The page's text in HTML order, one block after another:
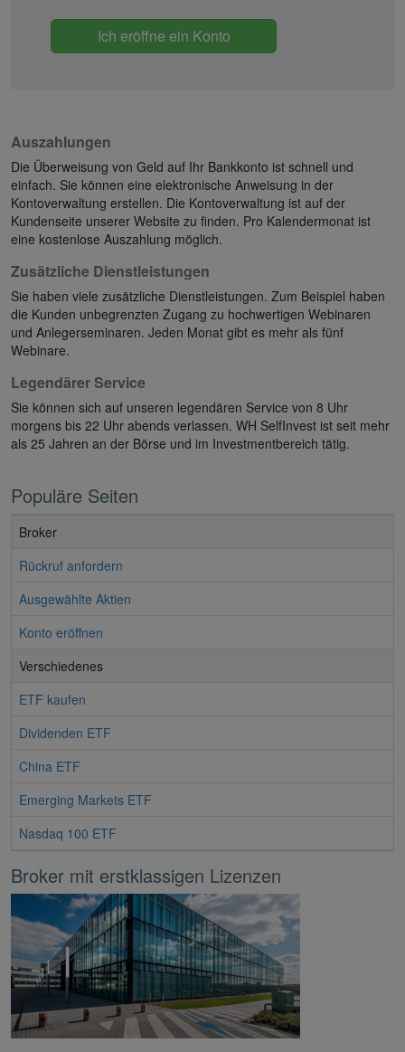
Ich eröffne ein Konto
Auszahlungen
Die Überweisung von Geld auf Ihr Bankkonto ist schnell und
einfach. Sie können eine elektronische Anweisung in der
Kontoverwaltung erstellen. Die Kontoverwaltung ist auf der
Kundenseite unserer Website zu finden. Pro Kalendermonat ist
eine kostenlose Auszahlung möglich.
Zusätzliche Dienstleistungen
Sie haben viele zusätzliche Dienstleistungen. Zum Beispiel haben
die Kunden unbegrenzten Zugang zu hochwertigen Webinaren
und Anlegerseminaren. Jeden Monat gibt es mehr als fünf
Webinare.
Legendärer Service
Sie können sich auf unseren legendären Service von 8 Uhr
morgens bis 22 Uhr abends verlassen. WH SelfInvest ist seit mehr
als 25 Jahren an der Börse und im Investmentbereich tätig.
Populäre Seiten
Broker
Rückruf anfordern
Ausgewählte Aktien
Konto eröffnen
Verschiedenes
ETF kaufen
Dividenden ETF
China ETF
Emerging Markets ETF
Nasdaq 100 ETF
Broker mit erstklassigen Lizenzen